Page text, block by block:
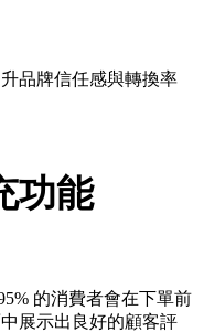
品牌信任感與轉換率
功能
的消費者會在下單前
展示出良好的顧客評